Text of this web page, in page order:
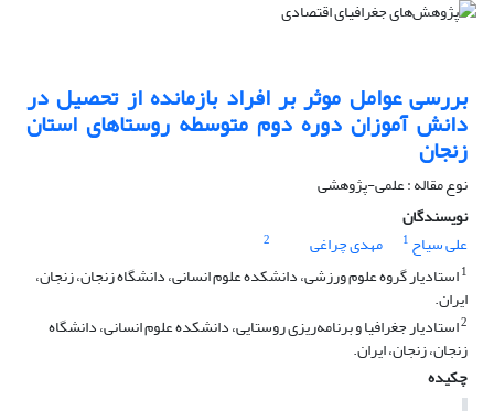
بررسی عوامل موثر بر افراد بازمانده از تحصیل در
دانش آموزان دوره دوم متوسطه روستاهای استان
زنجان
نوع مقاله : علمی-پژوهشی
نویسندگان
علی سیاح 1 مهدی چراغی
2
1استادیار گروه علوم ورزشی، دانشکده علوم انسانی، دانشگاه زنجان، زنجان،
ایران.
2استادیار جغرافیا و برنامه‌ریزی روستایی، دانشکده علوم انسانی، دانشگاه
زنجان، زنجان، ایران.
چکیده